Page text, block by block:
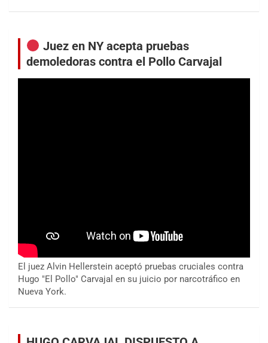
Juez en NY acepta pruebas
demoledoras contra el Pollo Carvajal
El juez Alvin Hellerstein aceptó pruebas cruciales contra
Hugo "El Pollo" Carvajal en su juicio por narcotráfico en
Nueva York.